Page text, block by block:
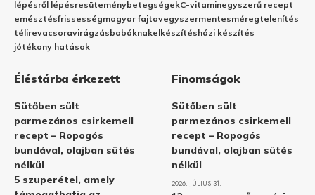
lépésről lépésresüteménybetegségekC-vitaminegyszerű recept
emésztésfrissességmagyar fajtavegyszermentesméregtelenítés
télirevacsoravirágzásbabáknakelkészítésházi készítés
jótékony hatások
Éléstárba érkezett
Sütőben sült
parmezános csirkemell
recept – Ropogós
bundával, olajban sütés
nélkül
5 szuperétel, amely
Finomságok
Sütőben sült
parmezános csirkemell
recept – Ropogós
bundával, olajban sütés
nélkül
2026. JÚLIUS 31.